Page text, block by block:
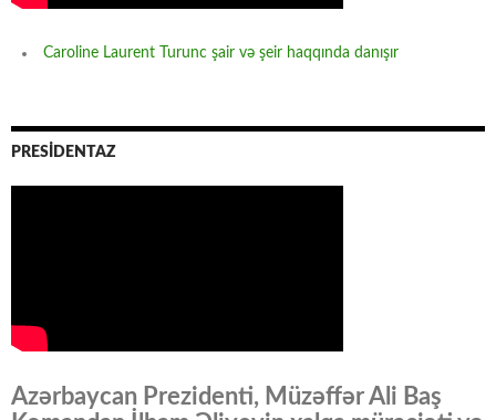
Caroline Laurent Turunc şair və şeir haqqında danışır
PRESİDENTAZ
Azərbaycan Prezidenti, Müzəffər Ali Baş